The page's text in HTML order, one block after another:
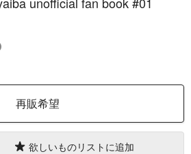
再販希望
欲しいものリストに追加